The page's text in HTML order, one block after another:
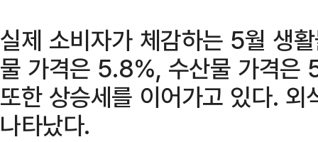
실제 소비자가 체감하는 5월 생
물 가격은 5.8%, 수산물 가격은
또한 상승세를 이어가고 있다.
나타났다.